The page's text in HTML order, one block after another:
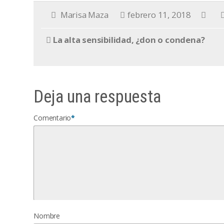
Marisa Maza febrero 11, 2018
La alta sensibilidad, ¿don o condena?
Deja una respuesta
Comentario*
Nombre